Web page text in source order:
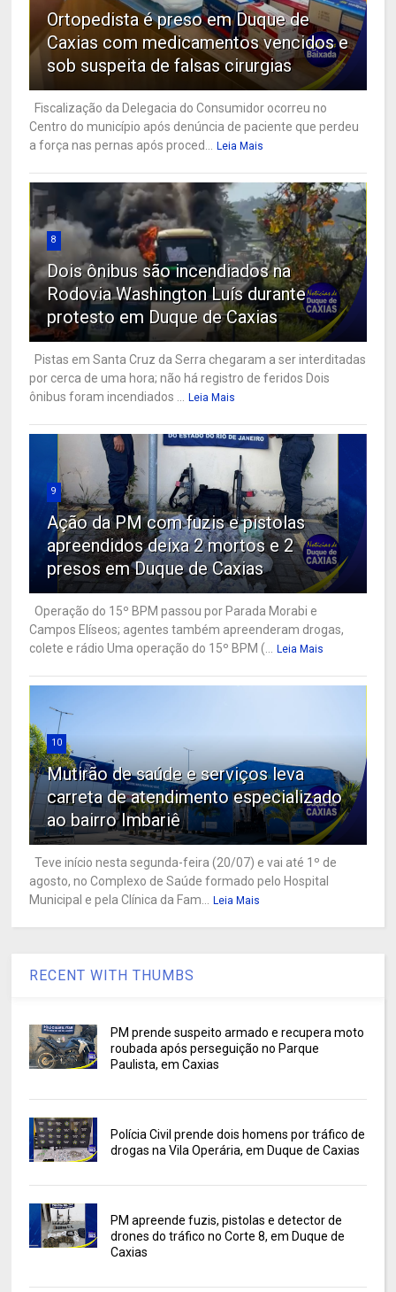
Ortopedista é preso em Duque de
Caxias com medicamentos vencidos e
sob suspeita de falsas cirurgias
Fiscalização da Delegacia do Consumidor ocorreu no
Centro do município após denúncia de paciente que perdeu
a força nas pernas após proced...
Leia Mais
8
Dois ônibus são incendiados na
Rodovia Washington Luís durante
protesto em Duque de Caxias
Pistas em Santa Cruz da Serra chegaram a ser interditadas
por cerca de uma hora; não há registro de feridos Dois
ônibus foram incendiados ...
Leia Mais
9
Ação da PM com fuzis e pistolas
apreendidos deixa 2 mortos e 2
presos em Duque de Caxias
Operação do 15º BPM passou por Parada Morabi e
Campos Elíseos; agentes também apreenderam drogas,
colete e rádio Uma operação do 15º BPM (...
Leia Mais
10
Mutirão de saúde e serviços leva
carreta de atendimento especializado
ao bairro Imbariê
Teve início nesta segunda-feira (20/07) e vai até 1º de
agosto, no Complexo de Saúde formado pelo Hospital
Municipal e pela Clínica da Fam...
Leia Mais
RECENT WITH THUMBS
PM prende suspeito armado e recupera moto
roubada após perseguição no Parque
Paulista, em Caxias
Polícia Civil prende dois homens por tráfico de
drogas na Vila Operária, em Duque de Caxias
PM apreende fuzis, pistolas e detector de
drones do tráfico no Corte 8, em Duque de
Caxias